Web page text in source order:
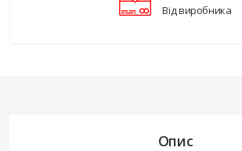
Від виробника
Опис